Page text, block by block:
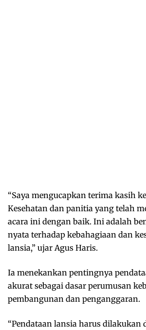
“Saya mengucapkan terima kasih
Kesehatan dan panitia yang telah
acara ini dengan baik. Ini adalah
nyata terhadap kebahagiaan dan
lansia,” ujar Agus Haris.
Ia menekankan pentingnya
akurat sebagai dasar perumusan
pembangunan dan penganggaran.
“Pendataan lansia harus dilakukan